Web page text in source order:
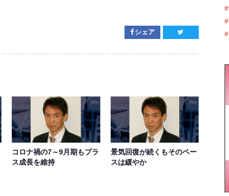
シェア
コロナ禍の7～9月期もプラ
ス成長を維持
景気回復が続くもそのペー
スは緩やか